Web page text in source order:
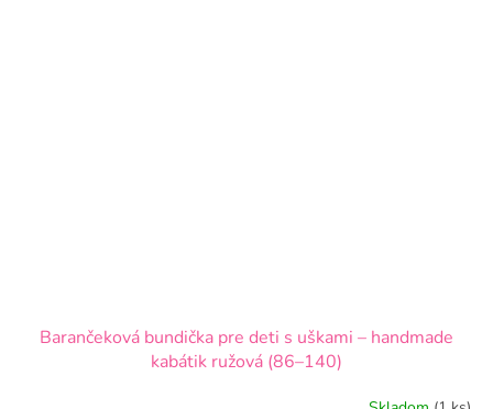
Barančeková bundička pre deti s uškami – handmade
kabátik ružová (86–140)